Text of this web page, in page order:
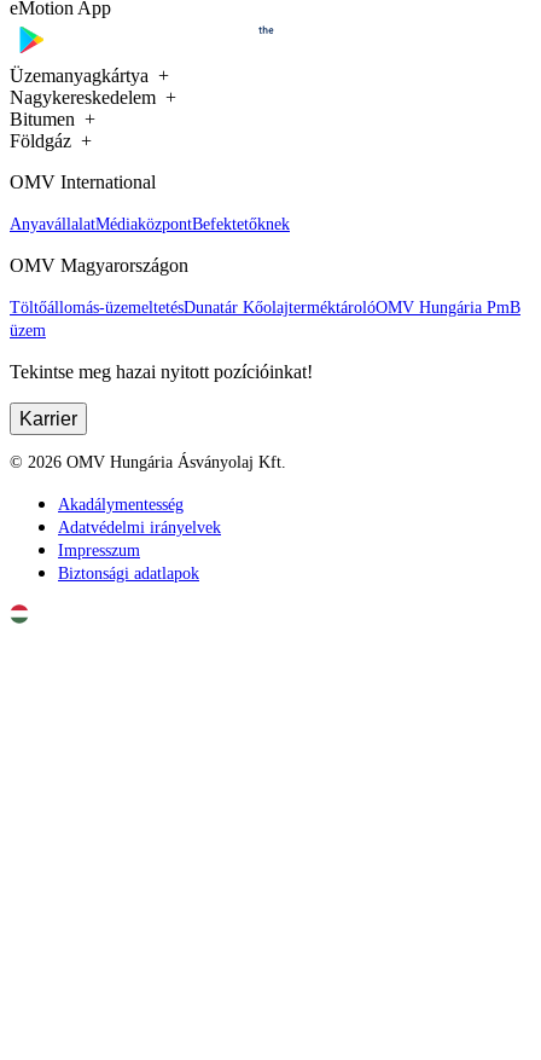
eMotion App
Üzemanyagkártya
Nagykereskedelem
Bitumen
Földgáz
OMV International
AnyavállalatMédiaközpontBefektetőknek
OMV Magyarországon
Töltőállomás-üzemeltetésDunatár KőolajterméktárolóOMV Hungária PmB
üzem
Tekintse meg hazai nyitott pozícióinkat!
Karrier
© 2026 OMV Hungária Ásványolaj Kft.
Akadálymentesség
Adatvédelmi irányelvek
Impresszum
Biztonsági adatlapok